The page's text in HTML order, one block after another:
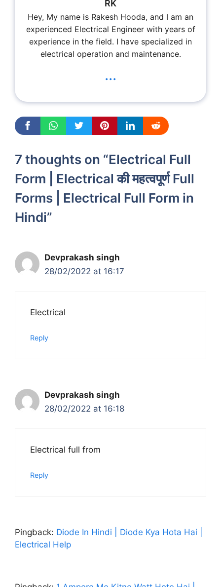
RK
Hey, My name is Rakesh Hooda, and I am an
experienced Electrical Engineer with years of
experience in the field. I have specialized in
electrical operation and maintenance.
...
7 thoughts on “Electrical Full
Form | Electrical की महत्वपूर्ण Full
Forms | Electrical Full Form in
Hindi”
Devprakash singh
28/02/2022 at 16:17
Electrical
Reply
Devprakash singh
28/02/2022 at 16:18
Electrical full from
Reply
Pingback: Diode In Hindi | Diode Kya Hota Hai |
Electrical Help